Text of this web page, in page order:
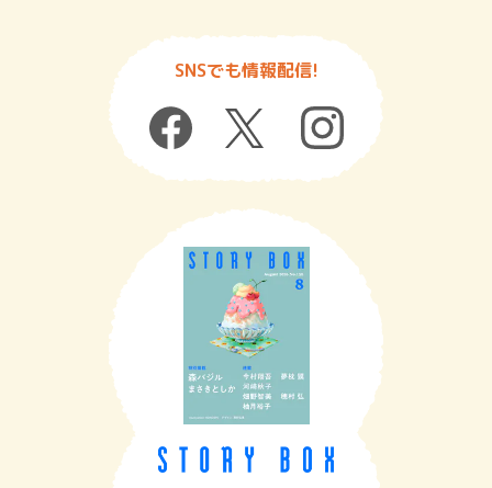
SNSでも情報配信!